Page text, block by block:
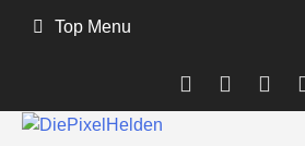
Top Menu